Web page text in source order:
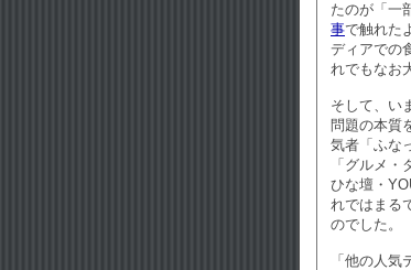
たのが「一
事で触れた
ディアでの
れでもなお
そして、い
問題の本質
気者「ふな
「グルメ
ひな壇・
れではまる
のでした。
「他の人